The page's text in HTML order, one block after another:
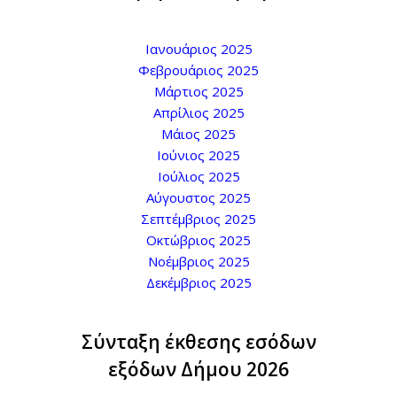
Ιανουάριος 2025
Φεβρουάριος 2025
Μάρτιος 2025
Απρίλιος 2025
Μάιος 2025
Ιούνιος 2025
Ιούλιος 2025
Αύγουστος 2025
Σεπτέμβριος 2025
Οκτώβριος 2025
Νοέμβριος 2025
Δεκέμβριος 2025
Σύνταξη έκθεσης εσόδων
εξόδων Δήμου 2026